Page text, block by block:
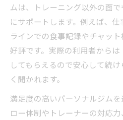
ムは、トレーニング以外の面
にサポートします。例えば、
ラインでの食事記録やチャッ
好評です。実際の利用者から
してもらえるので安心して続
く聞かれます。
満足度の高いパーソナルジム
ロー体制やトレーナーの対応